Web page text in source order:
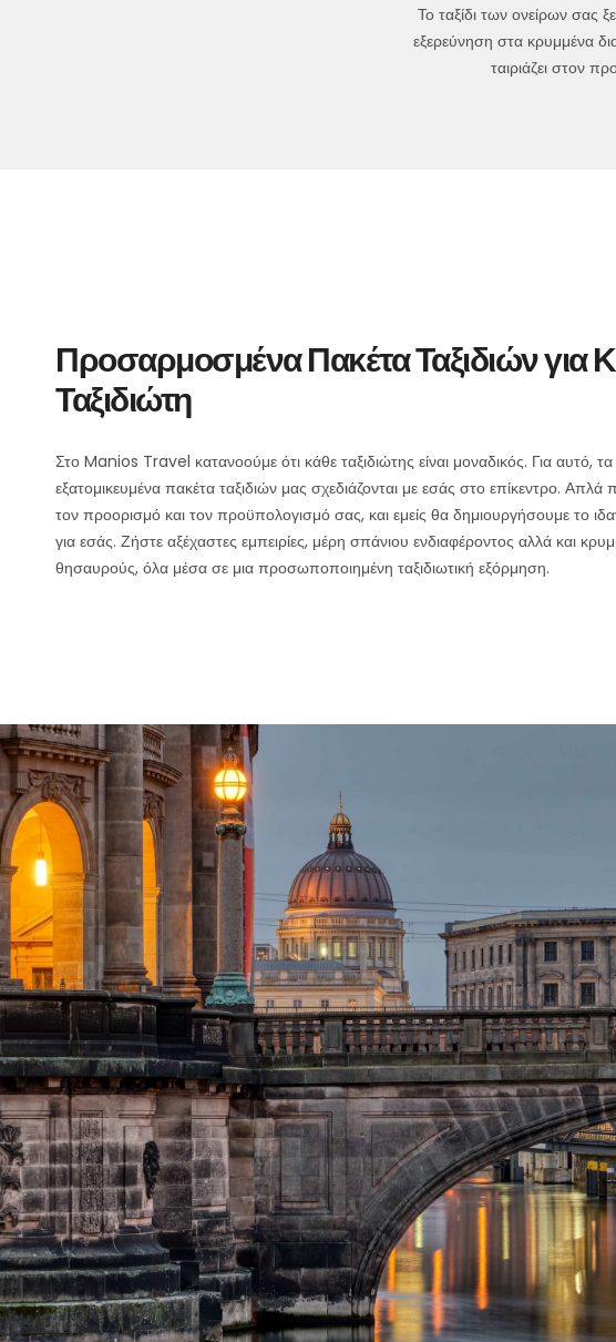
Το ταξίδι των ονείρων σας
εξερεύνηση στα κρυμμένα
ταιριάζει στον
Προσαρμοσμένα Πακέτα Ταξιδιών για
Ταξιδιώτη
Στο Manios Travel κατανοούμε ότι κάθε ταξιδιώτης είναι μοναδικός. Για αυτό, τα
εξατομικευμένα πακέτα ταξιδιών μας σχεδιάζονται με εσάς στο επίκεντρο. Απλά
τον προορισμό και τον προϋπολογισμό σας, και εμείς θα δημιουργήσουμε το
για εσάς. Ζήστε αξέχαστες εμπειρίες, μέρη σπάνιου ενδιαφέροντος αλλά και
θησαυρούς, όλα μέσα σε μια προσωποποιημένη ταξιδιωτική εξόρμηση.